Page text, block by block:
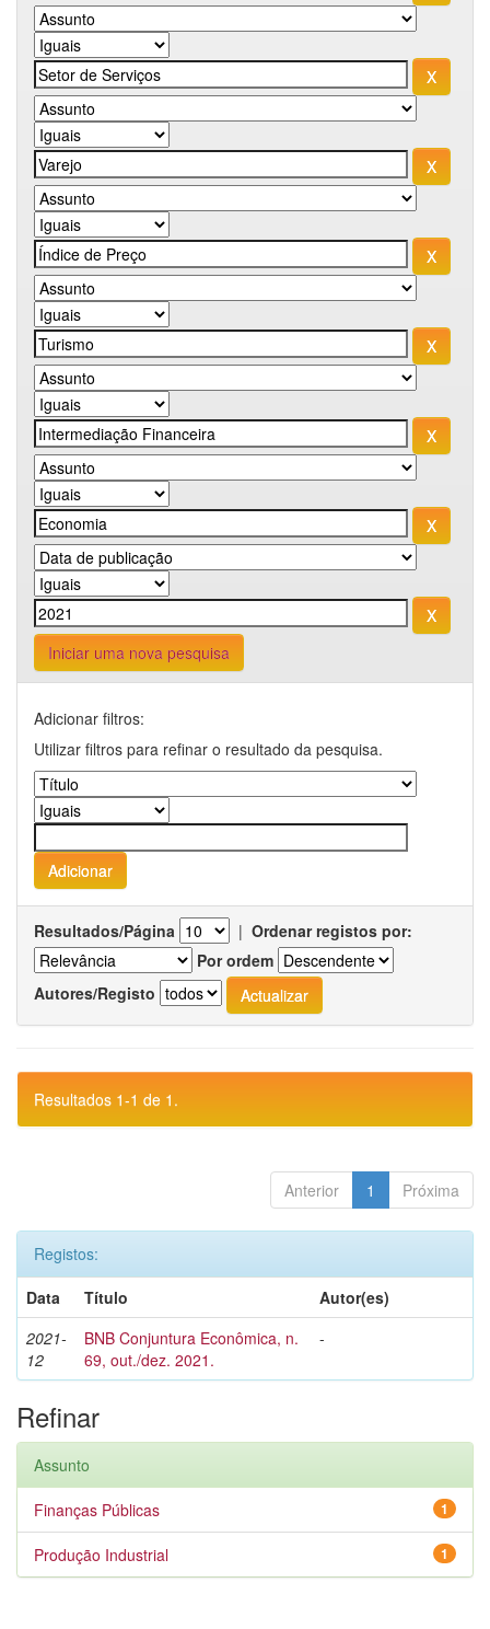
Iniciar uma nova pesquisa
Adicionar filtros:
Utilizar filtros para refinar o resultado da pesquisa.
Resultados/Página | Ordenar registos por:
Por ordem
Autores/Registo
Resultados 1-1 de 1.
Anterior 1 Próxima
Registos:
Data
Título
Autor(es)
2021-
12
BNB Conjuntura Econômica, n.
69, out./dez. 2021.
-
Refinar
Assunto
1
Finanças Públicas
1
Produção Industrial